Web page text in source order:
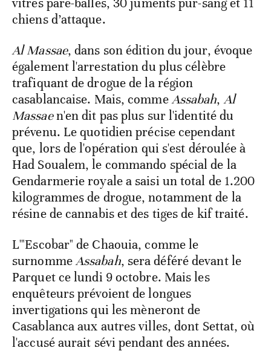
chiens d’attaque.
Al Massae, dans son édition du jour, évoque
également l'arrestation du plus célèbre
trafiquant de drogue de la région
casablancaise. Mais, commeAssabah,Al
Massaen'en dit pas plus sur l'identité du
prévenu. Le quotidien précise cependant
que, lors de l'opération qui s'est déroulée à
Had Soualem, le commando spécial de la
Gendarmerie royale a saisi un total de 1.200
kilogrammes de drogue, notamment de la
résine de cannabis et des tiges de kif traité.
L'"Escobar" de Chaouia, comme le
surnommeAssabah, sera déféré devant le
Parquet ce lundi 9 octobre. Mais les
enquêteurs prévoient de longues
invertigations qui les mèneront de
Casablanca aux autres villes, dont Settat, où
l'accusé aurait sévi pendant des années.